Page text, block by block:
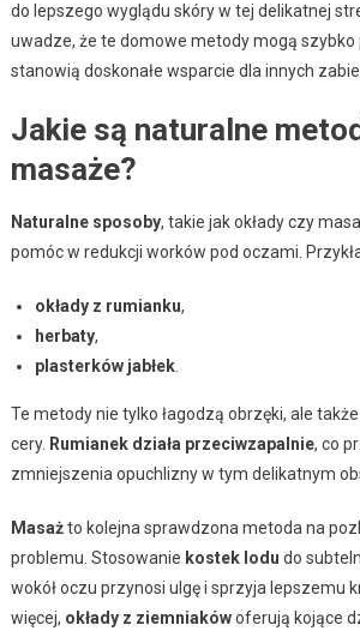
do lepszego wyglądu skóry w tej delikatnej
uwadze, że te domowe metody mogą
stanowią doskonałe wsparcie dla innych
Jakie są naturalne
masaże?
Naturalne sposoby, takie jak okłady czy
pomóc w redukcji worków pod oczami.
okłady z rumianku,
herbaty,
plasterków jabłek.
Te metody nie tylko łagodzą obrzęki, ale
cery. Rumianek działa przeciwzapalnie, co
zmniejszenia opuchlizny w tym delikatnym
Masażto kolejna sprawdzona metoda na
problemu. Stosowanie kostek lodu do
wokół oczu przynosi ulgę i sprzyja lepszemu
więcej, okłady z ziemniakówoferują kojące